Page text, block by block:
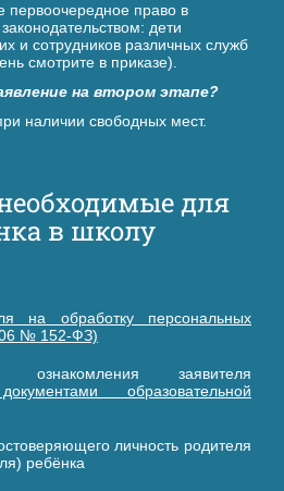
право в
дети
и сотрудников различных служб
смотрите в приказе).
на втором этапе?
свободных мест.
для
в школу
на обработку персональных
№ 152-ФЗ)
заявителя
образовательной
личность родителя
ребёнка